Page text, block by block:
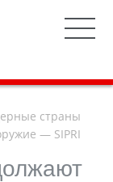
страны
— SIPRI